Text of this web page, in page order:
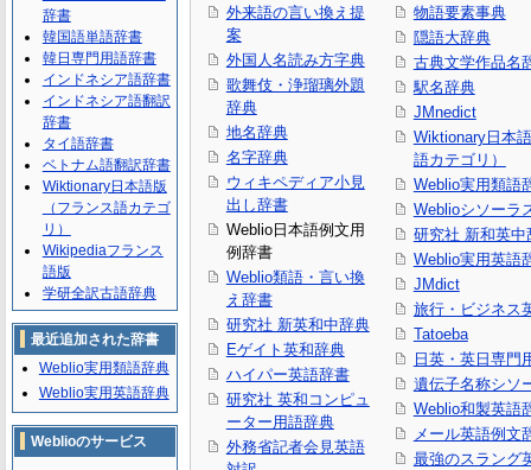
外来語の言い換え提
案
外国人名読み方字典
歌舞伎・浄瑠璃外題
辞典
地名辞典
名字辞典
ウィキペディア小見
出し辞書
Weblio日本語例文用
例辞書
Weblio類語・言い換
え辞書
研究社 新英和中辞典
Eゲイト英和辞典
ハイパー英語辞書
研究社 英和コンピュ
ーター用語辞典
外務省記者会見英語
物語要素事典
隠語大辞典
古典文学作品名
駅名辞典
JMnedict
Wiktionary日本
語カテゴリ）
Weblio実用類語
Weblioシソーラ
研究社 新和英中
Weblio実用英語
JMdict
旅行・ビジネス
Tatoeba
日英・英日専門
遺伝子名称シソ
Weblio和製英語
メール英語例文
最強のスラング
辞書
韓国語単語辞書
韓日専門用語辞書
インドネシア語辞書
インドネシア語翻訳
辞書
タイ語辞書
ベトナム語翻訳辞書
Wiktionary日本語版
（フランス語カテゴ
リ）
Wikipediaフランス
語版
学研全訳古語辞典
最近追加された辞書
Weblio実用類語辞典
Weblio実用英語辞典
Weblioのサービス